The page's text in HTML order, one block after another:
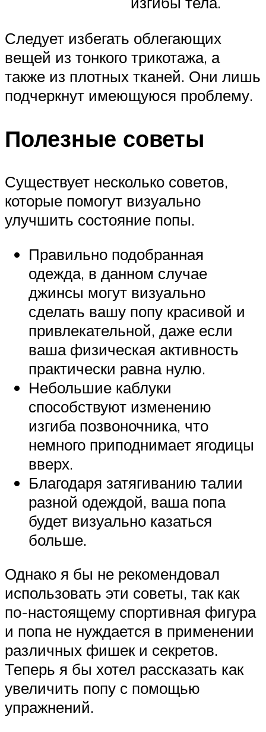
Следует избегать облегающих
вещей из тонкого трикотажа, а
также из плотных тканей. Они лишь
подчеркнут имеющуюся проблему.
Полезные советы
Существует несколько советов,
которые помогут визуально
улучшить состояние попы.
Правильно подобранная
одежда, в данном случае
джинсы могут визуально
сделать вашу попу красивой и
привлекательной, даже если
ваша физическая активность
практически равна нулю.
Небольшие каблуки
способствуют изменению
изгиба позвоночника, что
немного приподнимает ягодицы
вверх.
Благодаря затягиванию талии
разной одеждой, ваша попа
будет визуально казаться
больше.
Однако я бы не рекомендовал
использовать эти советы, так как
по-настоящему спортивная фигура
и попа не нуждается в применении
различных фишек и секретов.
Теперь я бы хотел рассказать как
увеличить попу с помощью
упражнений.